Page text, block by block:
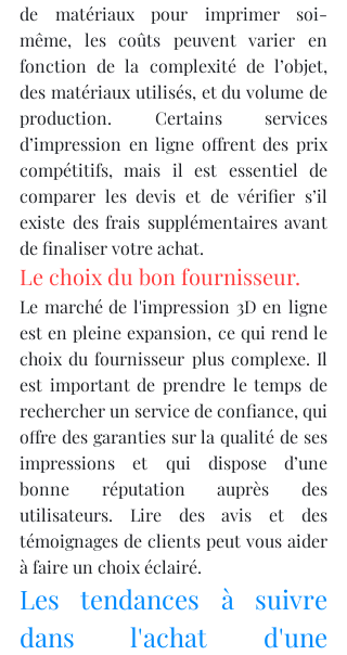
de matériaux pour imprimer soi-
même, les coûts peuvent varier en
fonction de la complexité de l’objet,
des matériaux utilisés, et du volume de
production. Certains services
d’impression en ligne offrent des prix
compétitifs, mais il est essentiel de
comparer les devis et de vérifier s’il
existe des frais supplémentaires avant
de finaliser votre achat.
Le choix du bon fournisseur.
Le marché de l'impression 3D en ligne
est en pleine expansion, ce qui rend le
choix du fournisseur plus complexe. Il
est important de prendre le temps de
rechercher un service de confiance, qui
offre des garanties sur la qualité de ses
impressions et qui dispose d’une
bonne réputation auprès des
utilisateurs. Lire des avis et des
témoignages de clients peut vous aider
à faire un choix éclairé.
Les tendances à suivre
dans l'achat d'une